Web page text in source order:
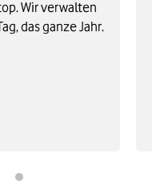
Wir verwalten
das ganze Jahr.